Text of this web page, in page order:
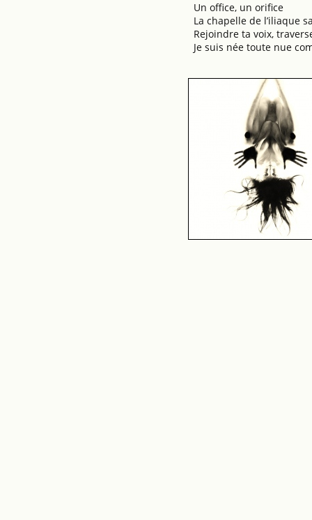
Un office, un orifice
La chapelle de l’iliaque
Rejoindre ta voix,
Je suis née toute nue